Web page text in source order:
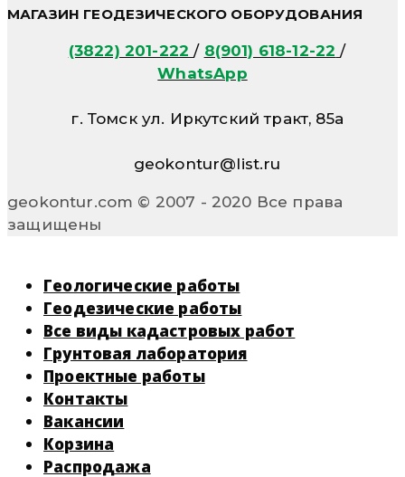
МАГАЗИН ГЕОДЕЗИЧЕСКОГО ОБОРУДОВАНИЯ
(3822) 201-222/ 8(901) 618-12-22 /
WhatsApp
г. Томск ул. Иркутский тракт, 85а
geokontur@list.ru
geokontur.com © 2007 - 2020 Все права
защищены
Геологические работы
Геодезические работы
Все виды кадастровых работ
Грунтовая лаборатория
Проектные работы
Контакты
Вакансии
Корзина
Распродажа